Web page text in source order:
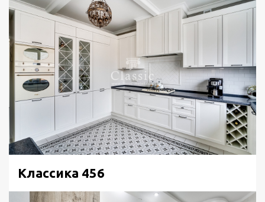
Классика 456